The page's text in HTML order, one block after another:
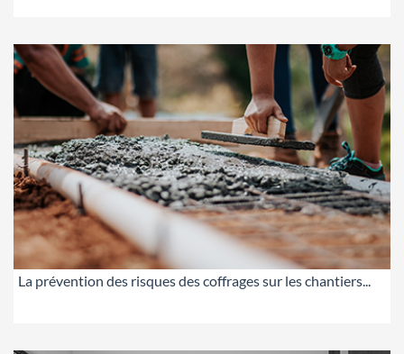
La prévention des risques des coffrages sur les chantiers...